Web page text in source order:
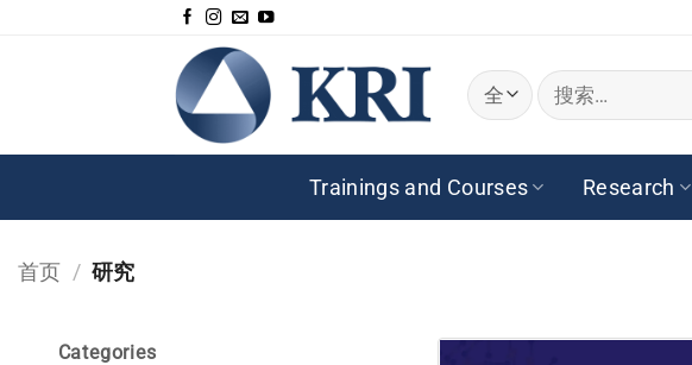
搜
索：
Trainings and Courses Research
首页 / 研究
Categories